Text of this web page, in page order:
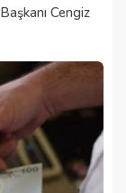
Cengiz